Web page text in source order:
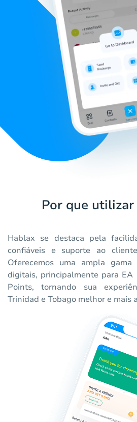
Por que utilizar
Hablax se destaca pela
confiáveis e suporte ao
Oferecemos uma ampla
digitais, principalmente para EA
Points, tornando sua
Trinidad e Tobago melhor e mais